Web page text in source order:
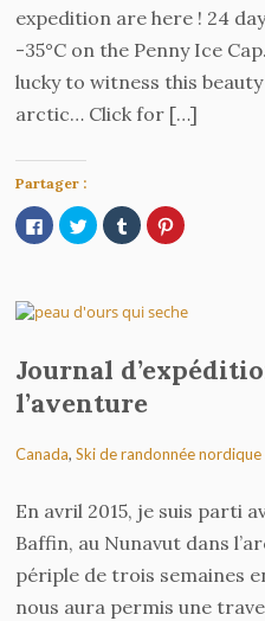
expedition are here ! 24
-35°C on the Penny Ice
lucky to witness this
arctic… Click for […]
Partager :
Cliquez
pour
partager
une
nouvelle
Cliquez
pour
partager
une
nouvelle
Cliquez
pour
partager
une
nouvelle
Cliquez
pour
une
nouvelle
Journal
l’aventure
Canada,Ski de randonnée nordique
En avril 2015, je suis parti
Baffin, au Nunavut dans
périple de trois semaines
nous aura permis une